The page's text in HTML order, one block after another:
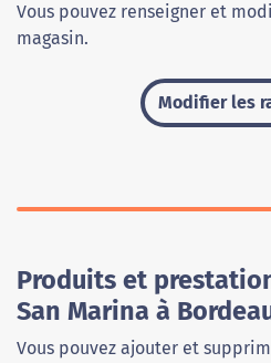
Vous pouvez renseigner et
magasin.
Modifier les
Produits et
San Marina à
Vous pouvez ajouter et